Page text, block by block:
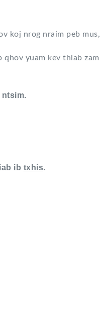
koj nrog nraim peb mus,
yuam kev thiab zam
ib txhis.